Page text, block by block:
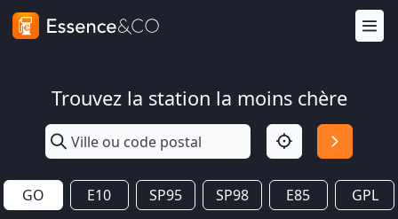
Trouvez la station la moins chère
GO E10 SP95 SP98 E85 GPL